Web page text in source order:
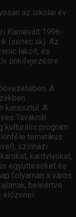
az iskolai év
Karnevált 1996-
(senec.sk). Az
lakóit, és
önkifejezésre
A
keresztül. A
Tavaknál
kulturális program
tematikus
színházi
kardvívókat,
együtteseket és
folyamán a város
beleértve
élőzenei